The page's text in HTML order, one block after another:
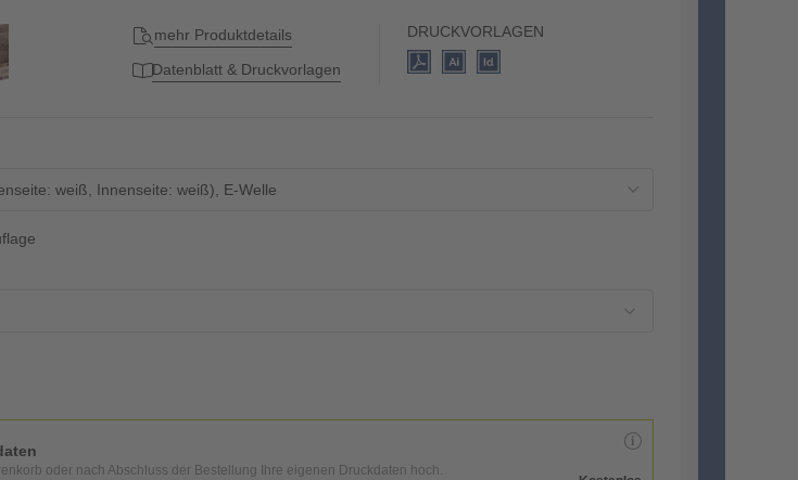
mehr Produktdetails
Datenblatt & Druckvorlagen
DRUCKVORLAGEN
weiß, Innenseite: weiß), E-Welle
oder nach Abschluss der Bestellung Ihre eigenen Druckdaten hoch.